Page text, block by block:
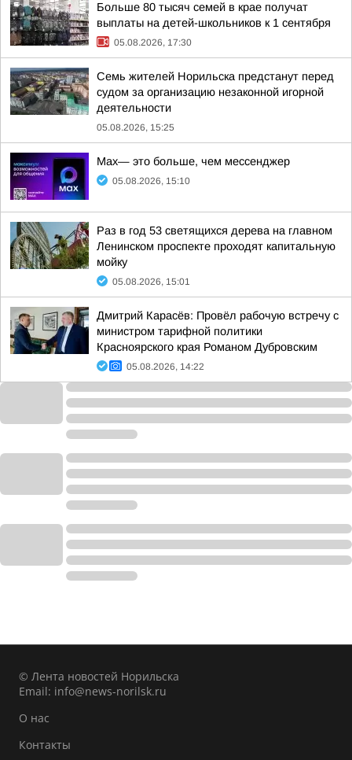
Больше 80 тысяч семей в крае получат
выплаты на детей-школьников к 1 сентября
05.08.2026, 17:30
Семь жителей Норильска предстанут перед
судом за организацию незаконной игорной
деятельности
05.08.2026, 15:25
Max— это больше, чем мессенджер
05.08.2026, 15:10
Раз в год 53 светящихся дерева на главном
Ленинском проспекте проходят капитальную
мойку
05.08.2026, 15:01
Дмитрий Карасёв: Провёл рабочую встречу с
министром тарифной политики
Красноярского края Романом Дубровским
05.08.2026, 14:22
© Лента новостей Норильска
Email: info@news-norilsk.ru
О нас
Контакты